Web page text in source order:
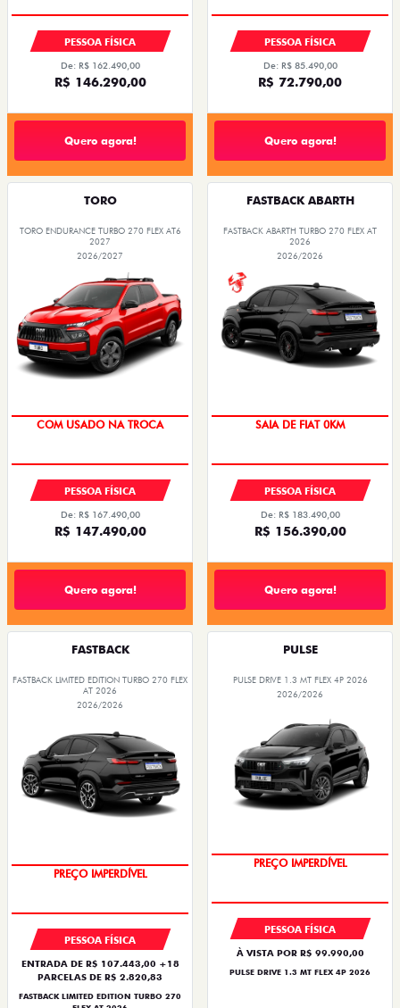
PESSOA FÍSICA
De: R$ 162.490,00
R$ 146.290,00
Quero agora!
PESSOA FÍSICA
De: R$ 85.490,00
R$ 72.790,00
Quero agora!
TORO
TORO ENDURANCE TURBO 270 FLEX AT6
2027
2026/2027
COM USADO NA TROCA
PESSOA FÍSICA
De: R$ 167.490,00
R$ 147.490,00
Quero agora!
FASTBACK ABARTH
FASTBACK ABARTH TURBO 270 FLEX AT
2026
2026/2026
SAIA DE FIAT 0KM
PESSOA FÍSICA
De: R$ 183.490,00
R$ 156.390,00
Quero agora!
FASTBACK
FASTBACK LIMITED EDITION TURBO 270 FLEX
AT 2026
2026/2026
PREÇO IMPERDÍVEL
PESSOA FÍSICA
ENTRADA DE R$ 107.443,00 +18
PARCELAS DE R$ 2.820,83
FASTBACK LIMITED EDITION TURBO 270
PULSE
PULSE DRIVE 1.3 MT FLEX 4P 2026
2026/2026
PREÇO IMPERDÍVEL
PESSOA FÍSICA
À VISTA POR R$ 99.990,00
PULSE DRIVE 1.3 MT FLEX 4P 2026